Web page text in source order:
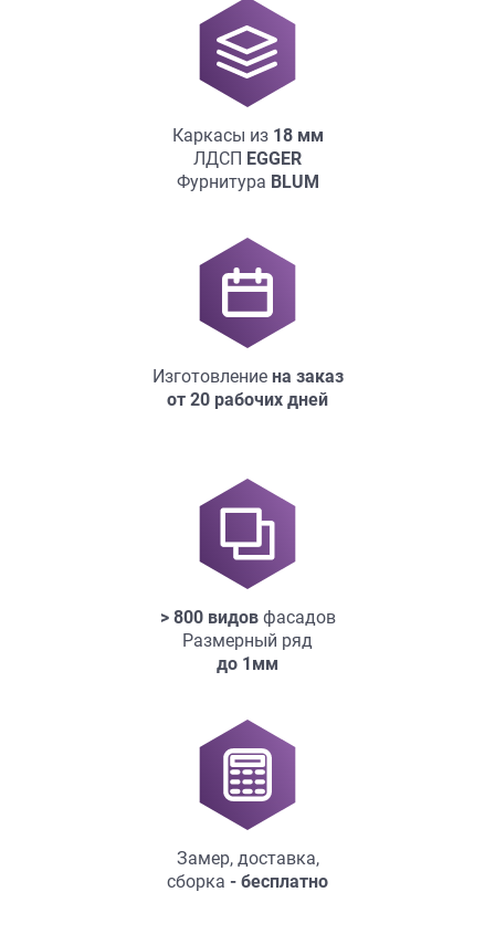
Каркасы из 18мм
ЛДСП EGGER
Фурнитура BLUM
Изготовление на заказ
от 20 рабочих дней
> 800 видов фасадов
Размерный ряд
до 1мм
Замер, доставка,
сборка - бесплатно